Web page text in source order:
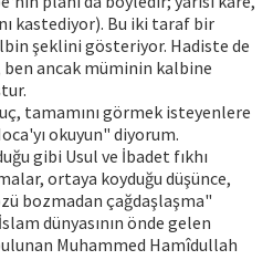
kastediyor). Bu iki taraf bir
şeklini gösteriyor. Hadiste de
ben ancak müminin kalbine
tamamını görmek isteyenlere
okuyun" diyorum.
gibi Usul ve İbadet fıkhı
ortaya koyduğu düşünce,
bozmadan çağdaşlaşma"
dünyasının önde gelen
Muhammed Hamîdullah